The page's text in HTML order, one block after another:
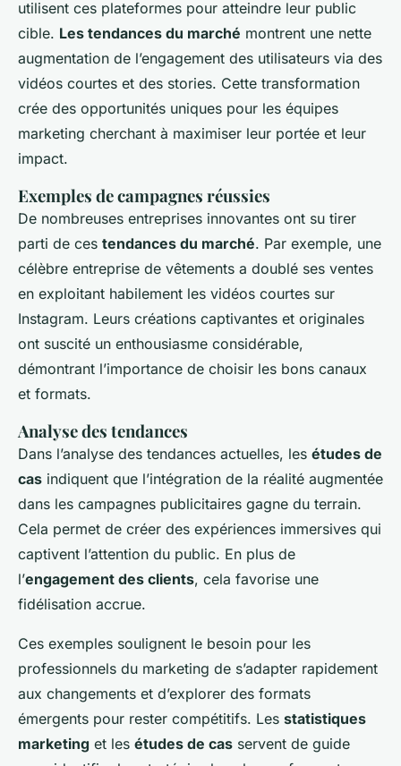
utilisent ces plateformes pour atteindre leur public
cible. Les tendances du marché montrent une nette
augmentation de l’engagement des utilisateurs via des
vidéos courtes et des stories. Cette transformation
crée des opportunités uniques pour les équipes
marketing cherchant à maximiser leur portée et leur
impact.
Exemples de campagnes réussies
De nombreuses entreprises innovantes ont su tirer
parti de ces tendances du marché. Par exemple, une
célèbre entreprise de vêtements a doublé ses ventes
en exploitant habilement les vidéos courtes sur
Instagram. Leurs créations captivantes et originales
ont suscité un enthousiasme considérable,
démontrant l’importance de choisir les bons canaux
et formats.
Analyse des tendances
Dans l’analyse des tendances actuelles, les études de
cas indiquent que l’intégration de la réalité augmentée
dans les campagnes publicitaires gagne du terrain.
Cela permet de créer des expériences immersives qui
captivent l’attention du public. En plus de
l’engagement des clients, cela favorise une
fidélisation accrue.
Ces exemples soulignent le besoin pour les
professionnels du marketing de s’adapter rapidement
aux changements et d’explorer des formats
émergents pour rester compétitifs. Les statistiques
marketing et les études de cas servent de guide